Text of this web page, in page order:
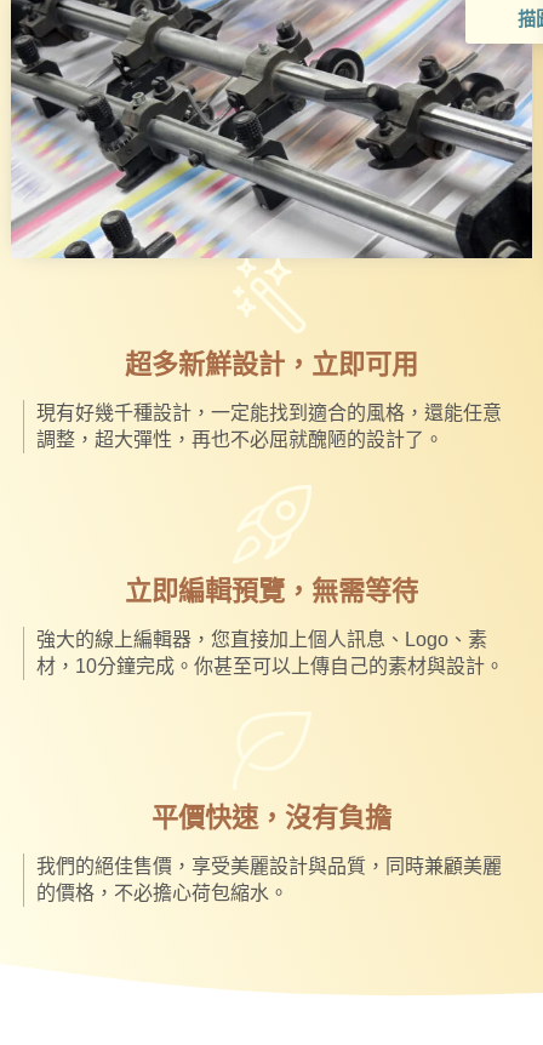
描
超多新鮮設計，立即可用
現有好幾千種設計，一定能找到適合的風格，還能任意
調整，超大彈性，再也不必屈就醜陋的設計了。
立即編輯預覽，無需等待
強大的線上編輯器，您直接加上個人訊息、Logo、素
材，10分鐘完成。你甚至可以上傳自己的素材與設計。
平價快速，沒有負擔
我們的絕佳售價，享受美麗設計與品質，同時兼顧美麗
的價格，不必擔心荷包縮水。